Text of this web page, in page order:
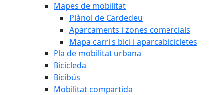
Mapes de mobilitat
Plànol de Cardedeu
Aparcaments i zones comercials
Mapa carrils bici i aparcabicicletes
Pla de mobilitat urbana
Bicicleda
Bicibús
Mobilitat compartida